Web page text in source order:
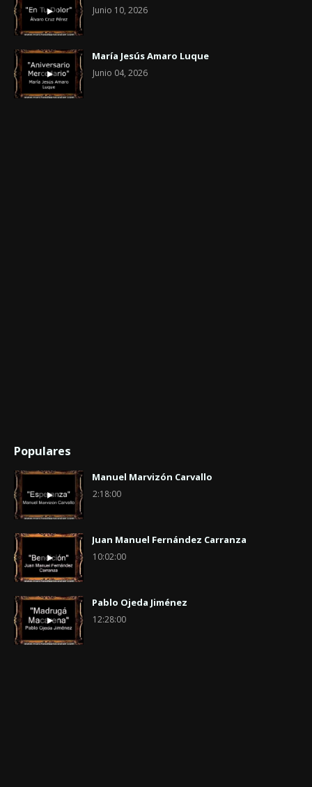
Junio 10, 2026
María Jesús Amaro Luque
Junio 04, 2026
Populares
Manuel Marvizón Carvallo
2:18:00
Juan Manuel Fernández Carranza
10:02:00
Pablo Ojeda Jiménez
12:28:00